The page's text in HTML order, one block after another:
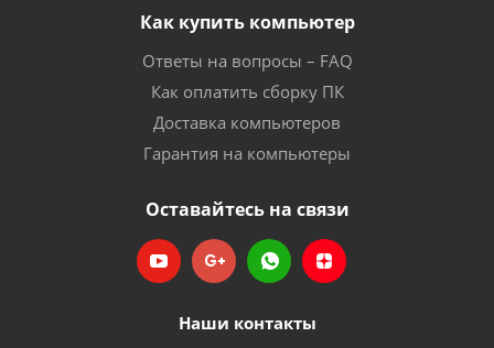
Как купить компьютер
Ответы на вопросы – FAQ
Как оплатить сборку ПК
Доставка компьютеров
Гарантия на компьютеры
Оставайтесь на связи
Наши контакты